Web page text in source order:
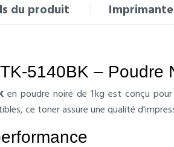
du produit
5140BK – Poudre
en poudre noire de 1 kg est conçu
ce toner assure une qualité